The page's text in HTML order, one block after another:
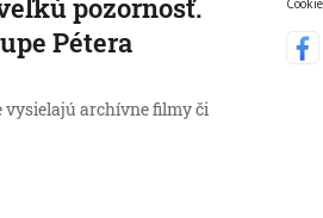
pozornosť.
Pétera
vysielajú archívne filmy či